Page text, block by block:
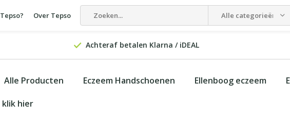
Over Tepso Alle categorieën
Achteraf betalen Klarna / iDEAL
Alle Producten Eczeem Handschoenen Ellenboog eczeem
klik hier